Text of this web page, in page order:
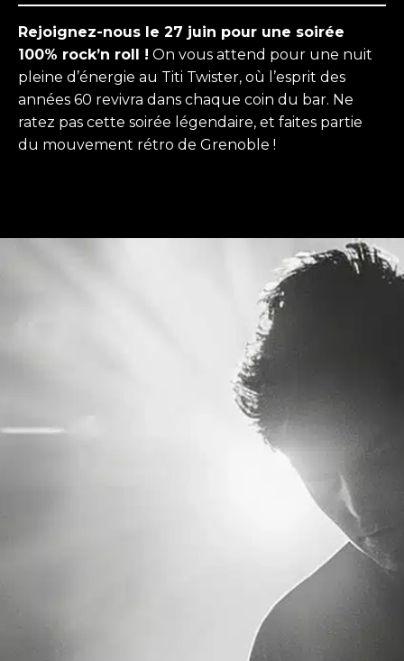
Rejoignez-nous le 27 juin pour une soirée
100% rock’n roll ! On vous attend pour une nuit
pleine d’énergie au Titi Twister, où l’esprit des
années 60 revivra dans chaque coin du bar. Ne
ratez pas cette soirée légendaire, et faites partie
du mouvement rétro de Grenoble !